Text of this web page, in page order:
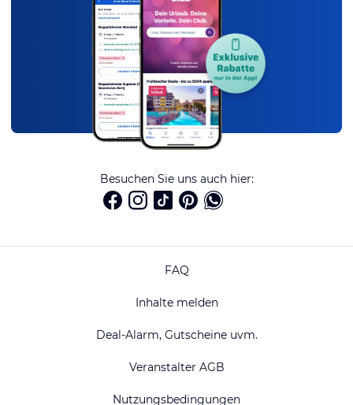
Besuchen Sie uns auch hier:
FAQ
Inhalte melden
Deal-Alarm, Gutscheine uvm.
Veranstalter AGB
Nutzungsbedingungen